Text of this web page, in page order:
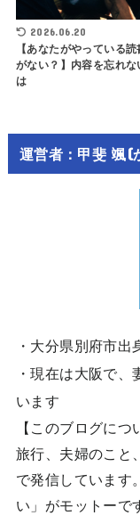
2026.06.20
【あなたがやっている
がない？】内容を忘れな
は
運営者：甲斐 颯(
・大分県別府市出
・現在は大阪で
います
【このブログにつ
旅行、夫婦のこと
で発信しています
い」がモットーで